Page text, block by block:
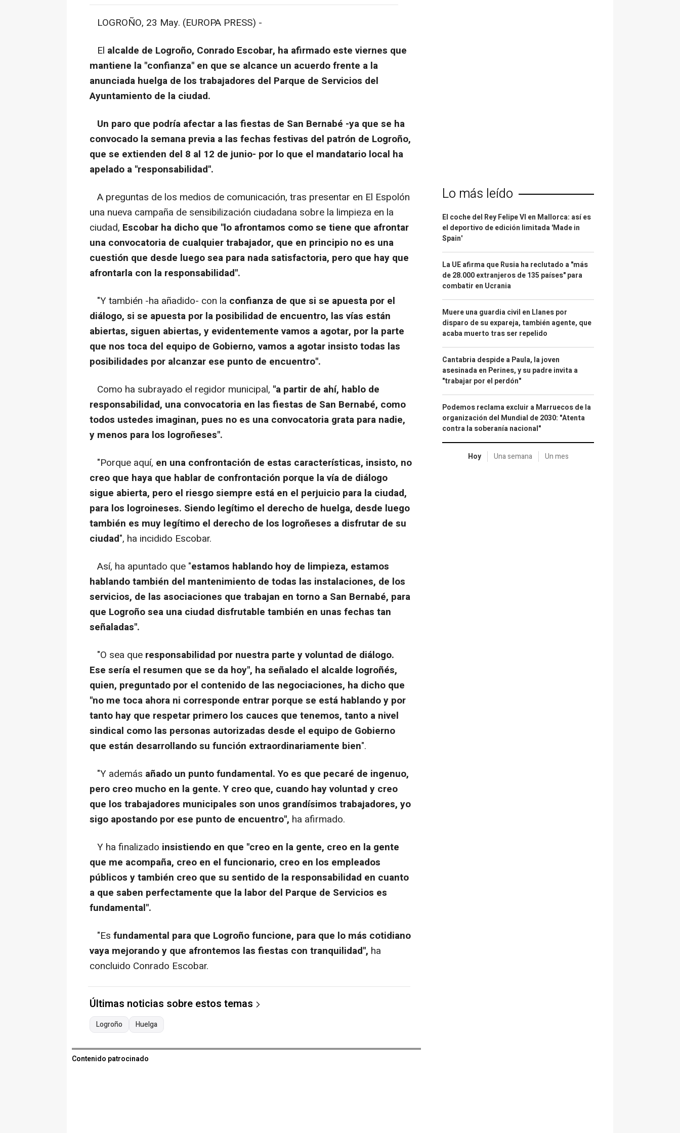
LOGROÑO, 23 May. (EUROPA PRESS) -
El alcalde de Logroño, Conrado Escobar, ha afirmado este viernes que
mantiene la "confianza" en que se alcance un acuerdo frente a la
anunciada huelga de los trabajadores del Parque de Servicios del
Ayuntamiento de la ciudad.
Un paro que podría afectar a las fiestas de San Bernabé -ya que se ha
convocado la semana previa a las fechas festivas del patrón de Logroño,
que se extienden del 8 al 12 de junio- por lo que el mandatario local ha
apelado a "responsabilidad".
A preguntas de los medios de comunicación, tras presentar en El Espolón
una nueva campaña de sensibilización ciudadana sobre la limpieza en la
ciudad, Escobar ha dicho que "lo afrontamos como se tiene que afrontar
una convocatoria de cualquier trabajador, que en principio no es una
cuestión que desde luego sea para nada satisfactoria, pero que hay que
afrontarla con la responsabilidad".
"Y también -ha añadido- con la confianza de que si se apuesta por el
diálogo, si se apuesta por la posibilidad de encuentro, las vías están
abiertas, siguen abiertas, y evidentemente vamos a agotar, por la parte
que nos toca del equipo de Gobierno, vamos a agotar insisto todas las
posibilidades por alcanzar ese punto de encuentro".
Como ha subrayado el regidor municipal, "a partir de ahí, hablo de
responsabilidad, una convocatoria en las fiestas de San Bernabé, como
todos ustedes imaginan, pues no es una convocatoria grata para nadie,
y menos para los logroñeses".
"Porque aquí, en una confrontación de estas características, insisto, no
creo que haya que hablar de confrontación porque la vía de diálogo
sigue abierta, pero el riesgo siempre está en el perjuicio para la ciudad,
para los logroineses. Siendo legítimo el derecho de huelga, desde luego
también es muy legítimo el derecho de los logroñeses a disfrutar de su
ciudad", ha incidido Escobar.
Así, ha apuntado que "estamos hablando hoy de limpieza, estamos
hablando también del mantenimiento de todas las instalaciones, de los
servicios, de las asociaciones que trabajan en torno a San Bernabé, para
que Logroño sea una ciudad disfrutable también en unas fechas tan
señaladas".
"O sea que responsabilidad por nuestra parte y voluntad de diálogo.
Ese sería el resumen que se da hoy", ha señalado el alcalde logroñés,
quien, preguntado por el contenido de las negociaciones, ha dicho que
"no me toca ahora ni corresponde entrar porque se está hablando y por
tanto hay que respetar primero los cauces que tenemos, tanto a nivel
sindical como las personas autorizadas desde el equipo de Gobierno
que están desarrollando su función extraordinariamente bien".
"Y además añado un punto fundamental. Yo es que pecaré de ingenuo,
pero creo mucho en la gente. Y creo que, cuando hay voluntad y creo
que los trabajadores municipales son unos grandísimos trabajadores, yo
sigo apostando por ese punto de encuentro", ha afirmado.
Y ha finalizado insistiendo en que "creo en la gente, creo en la gente
que me acompaña, creo en el funcionario, creo en los empleados
públicos y también creo que su sentido de la responsabilidad en cuanto
a que saben perfectamente que la labor del Parque de Servicios es
fundamental".
"Es fundamental para que Logroño funcione, para que lo más cotidiano
vaya mejorando y que afrontemos las fiestas con tranquilidad", ha
concluido Conrado Escobar.
Últimas noticias sobre estos temas
Logroño Huelga
Contenido patrocinado
Lo más leído
El coche del Rey Felipe VI en Mallorca: así es
el deportivo de edición limitada 'Made in
Spain'
La UE afirma que Rusia ha reclutado a "más
de 28.000 extranjeros de 135 países" para
combatir en Ucrania
Muere una guardia civil en Llanes por
disparo de su expareja, también agente, que
acaba muerto tras ser repelido
Cantabria despide a Paula, la joven
asesinada en Perines, y su padre invita a
"trabajar por el perdón"
Podemos reclama excluir a Marruecos de la
organización del Mundial de 2030: "Atenta
contra la soberanía nacional"
Hoy Una semana Un mes